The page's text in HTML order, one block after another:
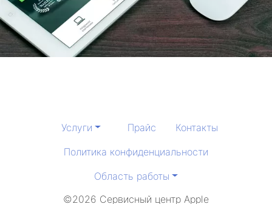
Услуги Прайс
Контакты
Политика конфиденциальности
Область работы
©2026 Сервисный центр Apple